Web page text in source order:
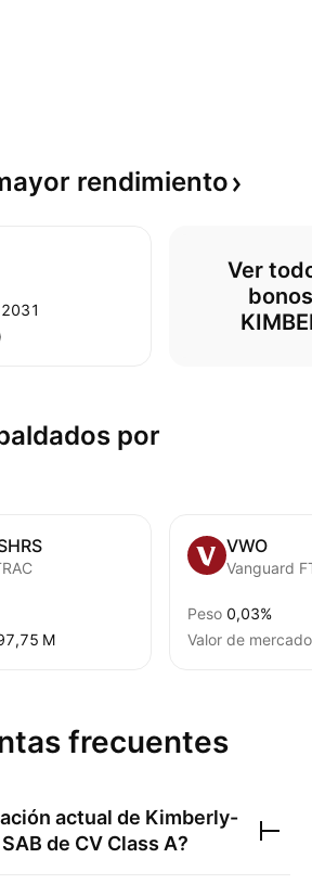
rendimiento
Ver
por
M‬
VWO
Peso 0,03%
Valor de mercado
frecuentes
actual de Kimberly-
de CV Class A?